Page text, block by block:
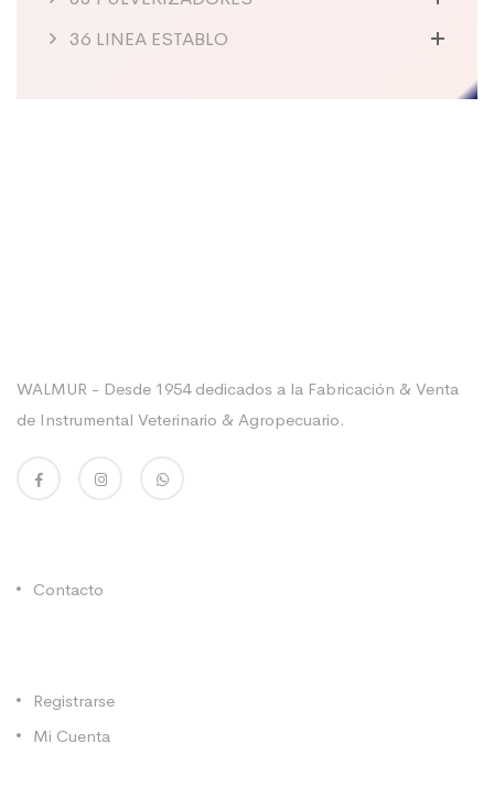
36 LINEA ESTABLO
WALMUR - Desde 1954 dedicados a la Fabricación & Venta
de Instrumental Veterinario & Agropecuario.
Contacto
Registrarse
Mi Cuenta